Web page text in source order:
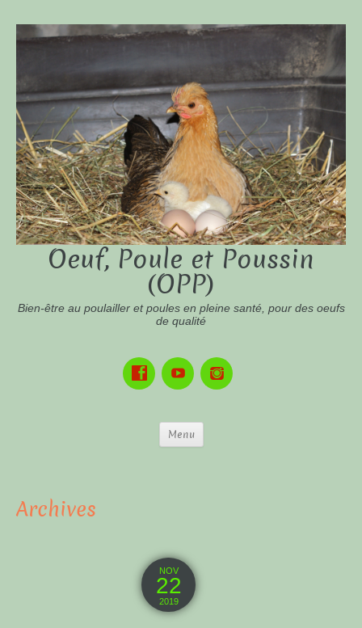
Oeuf, Poule et Poussin
(OPP)
Bien-être au poulailler et poules en pleine santé, pour des oeufs
de qualité
Menu
Archives
NOV
22
2019